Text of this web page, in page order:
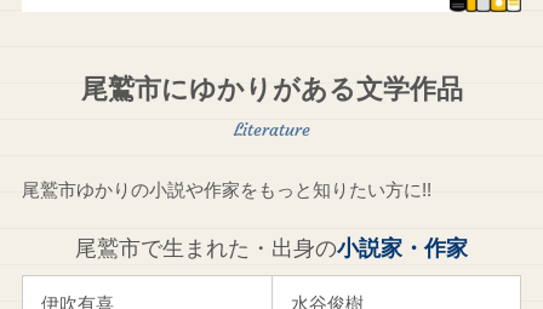
尾鷲市にゆかりがある文学作品
尾鷲市ゆかりの小説や作家をもっと知りたい方に!!
尾鷲市で生まれた・出身の小説家・作家
伊吹有喜 水谷俊樹